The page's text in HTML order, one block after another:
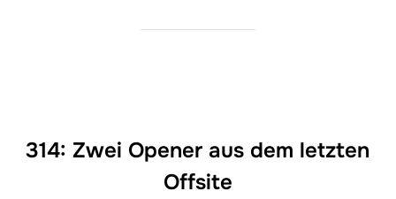
314: Zwei Opener aus dem letzten
Offsite